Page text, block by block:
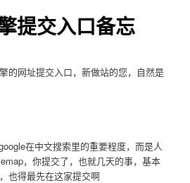
提交入口备忘
的网址提交入口，新做站的您，自然是
在中文搜索里的重要程度，而是人
，你提交了，也就几天的事，基本
也得最先在这家提交啊